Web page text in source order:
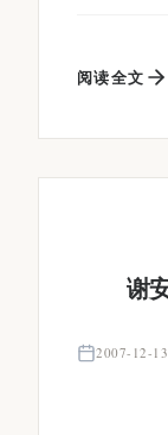
阅读全文
谢
2007-12-13